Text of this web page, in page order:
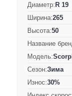
Диаметр:R 19
Ширина:265
Высота:50
Название
Модель:
Сезон:Зима
Износ:30%